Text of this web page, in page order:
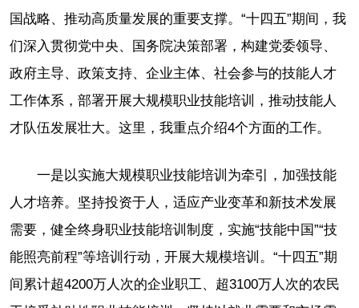
国战略、推动高质量发展的重要支撑。“十四五”期间，我
们深入贯彻党中央、国务院决策部署，构建党委领导、
政府主导、政策支持、企业主体、社会参与的技能人才
工作体系，部署开展大规模职业技能培训，推动技能人
才队伍发展壮大。这里，我重点介绍4个方面的工作。
一是以实施大规模职业技能培训为牵引，加强技能
人才培养。坚持投资于人，适应产业变革和新技术发展
需要，健全终身职业技能培训制度，实施“技能中国”“技
能照亮前程”等培训行动，开展大规模培训。“十四五”期
间累计超4200万人次的企业职工、超3100万人次的农民